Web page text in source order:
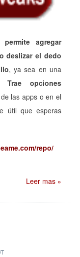
agregar
deslizar el dedo
, ya sea en una
Trae opciones
las apps o en el
útil que esperas
repo/
Leer mas »